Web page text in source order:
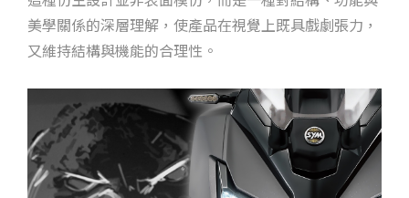
美學關係的深層理解，使產品在視覺上既具戲劇張力，
又維持結構與機能的合理性。